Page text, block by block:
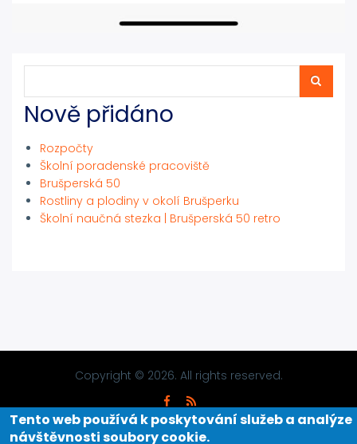
Nově přidáno
Rozpočty
Školní poradenské pracoviště
Brušperská 50
Rostliny a plodiny v okolí Brušperku
Školní naučná stezka | Brušperská 50 retro
Copyright © 2026. All rights reserved.
Tento web používá k poskytování služeb a analýze
návštěvnosti soubory cookie.